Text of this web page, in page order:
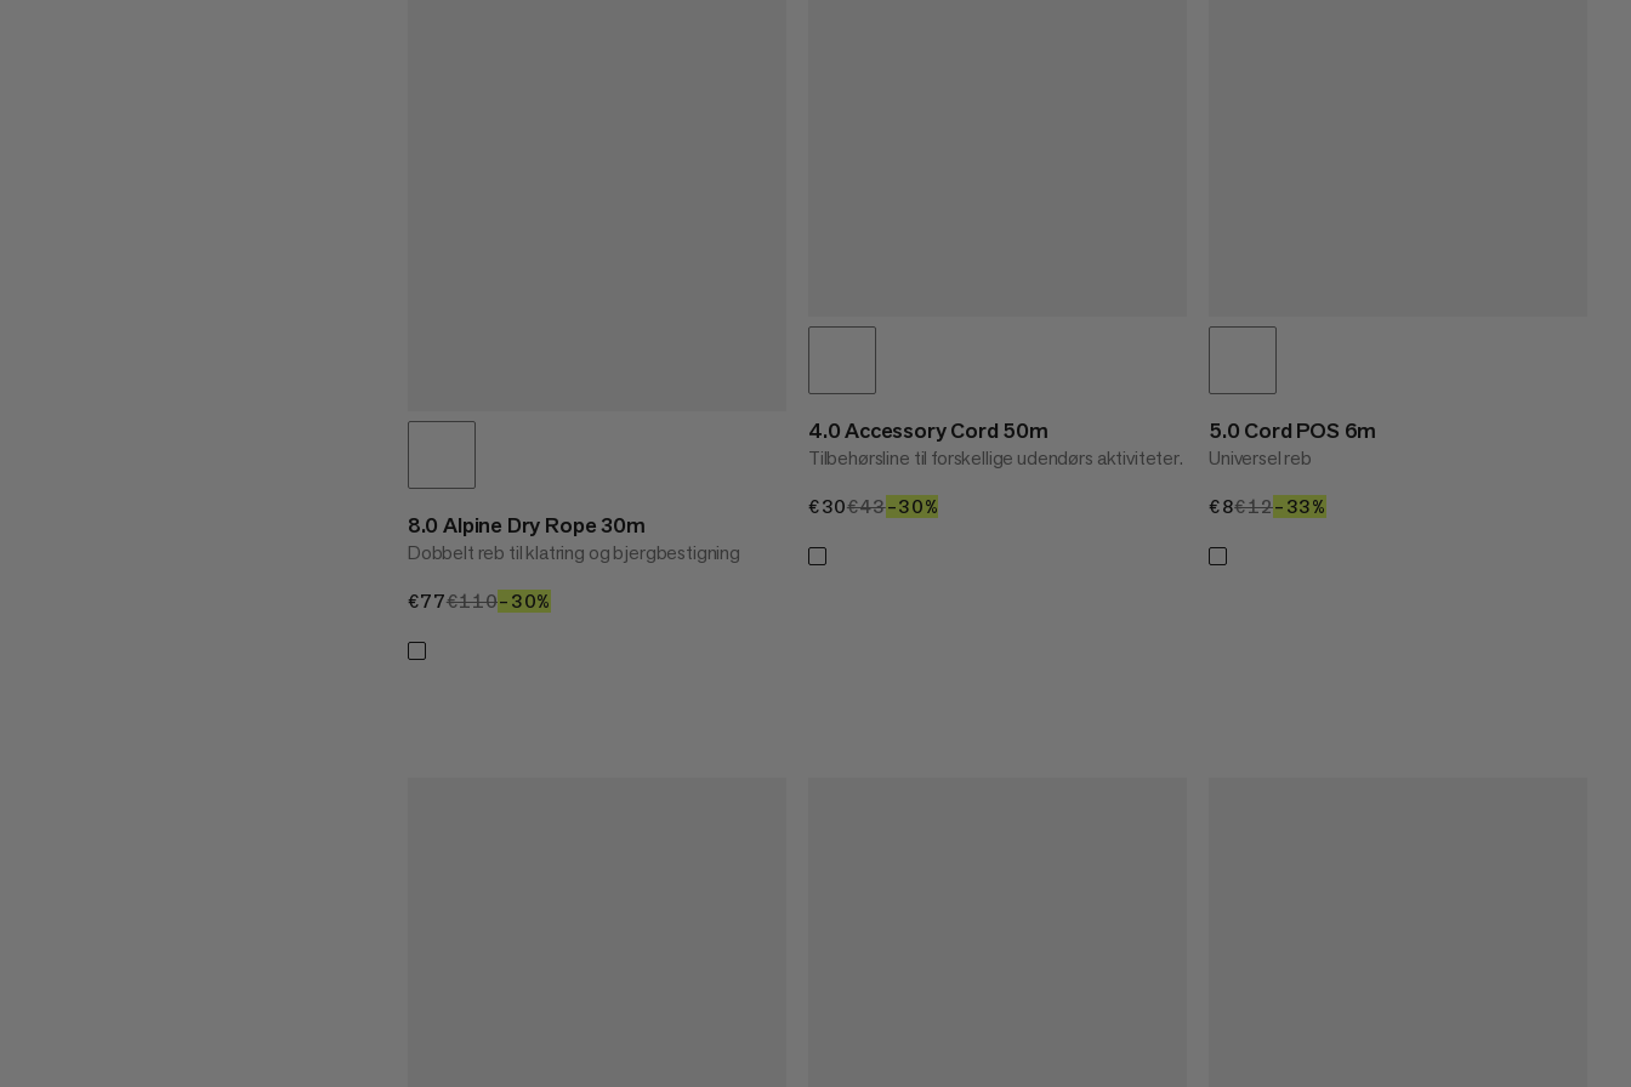
8.0 Alpine Dry Rope 30m
Dobbelt reb til klatring og bjergbestigning
€77€77
€110€110
–30%
4.0 Accessory Cord 50m
Tilbehørsline til forskellige udendørs aktiviteter.
€30€30
€43€43
–30%
5.0 Cord POS 6m
Universel reb
€8€8
€12€12
–33%